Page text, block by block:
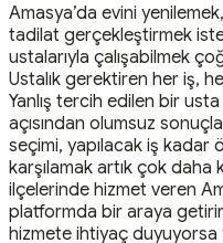
Amasya’da evini
tadilat gerçekleştirmek
ustalarıyla çalışabilmek
Ustalık gerektiren her iş,
Yanlış tercih edilen bir
açısından olumsuz
seçimi, yapılacak iş kadar
karşılamak artık çok daha
ilçelerinde hizmet veren
platformda bir araya
hizmete ihtiyaç duyuyorsa